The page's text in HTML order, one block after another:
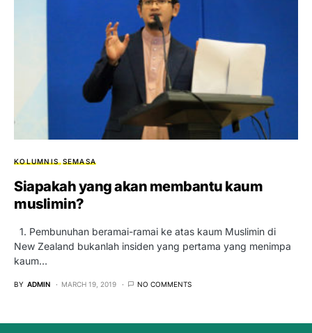
KOLUMNIS SEMASA
Siapakah yang akan membantu kaum
muslimin?
1. Pembunuhan beramai-ramai ke atas kaum Muslimin di
New Zealand bukanlah insiden yang pertama yang menimpa
kaum…
BY ADMIN MARCH 19, 2019 NO COMMENTS